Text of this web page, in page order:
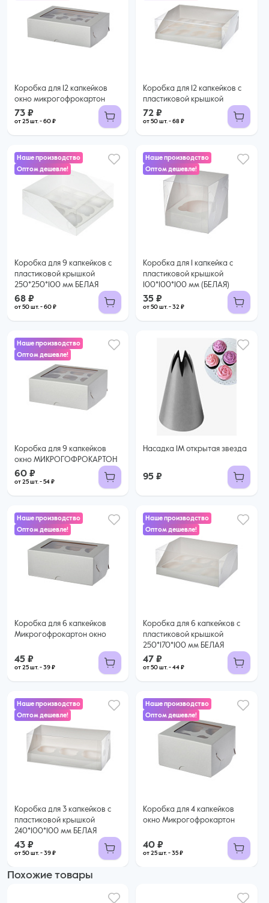
Коробка для 12 капкейков
окно микрогофрокартон
73 ₽
от 25 шт. - 60 ₽
73 ₽
60 ₽ за шт. при заказе от 25 шт.
Купить оптом
Коробка для 12 капкейков с
пластиковой крышкой
72 ₽
от 50 шт. - 68 ₽
72 ₽
68 ₽ за шт. при заказе от 50 шт.
Купить оптом
Наше производство
Оптом дешевле!
Коробка для 9 капкейков с
пластиковой крышкой
250*250*100 мм БЕЛАЯ
68 ₽
от 50 шт. - 60 ₽
60 ₽ за шт. при заказе от 50 шт.
Наше производство
Оптом дешевле!
Коробка для 1 капкейка с
пластиковой крышкой
100*100*100 мм (БЕЛАЯ)
35 ₽
от 50 шт. - 32 ₽
32 ₽ за шт. при заказе от 50 шт.
Наше производство
Оптом дешевле!
Коробка для 9 капкейков
окно МИКРОГОФРОКАРТОН
60 ₽
от 25 шт. - 54 ₽
54 ₽ за шт. при заказе от 25 шт.
Купить оптом
Насадка 1М открытая звезда
95 ₽
Наше производство
Оптом дешевле!
Коробка для 6 капкейков
Микрогофрокартон окно
45 ₽
от 25 шт. - 39 ₽
39 ₽ за шт. при заказе от 25 шт.
Купить оптом
Наше производство
Оптом дешевле!
Коробка для 6 капкейков с
пластиковой крышкой
250*170*100 мм БЕЛАЯ
47 ₽
от 50 шт. - 44 ₽
47 ₽
44 ₽ за шт. при заказе от 50 шт.
Наше производство
Оптом дешевле!
Коробка для 3 капкейков с
пластиковой крышкой
240*100*100 мм БЕЛАЯ
43 ₽
от 50 шт. - 39 ₽
43 ₽
39 ₽ за шт. при заказе от 50 шт.
Наше производство
Оптом дешевле!
Коробка для 4 капкейков
окно Микрогофрокартон
40 ₽
от 25 шт. - 35 ₽
40 ₽
35 ₽ за шт. при заказе от 25 шт.
Купить оптом
Похожие товары